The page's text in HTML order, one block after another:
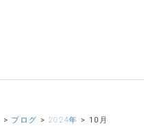
> ブログ > 2024年 > 10月